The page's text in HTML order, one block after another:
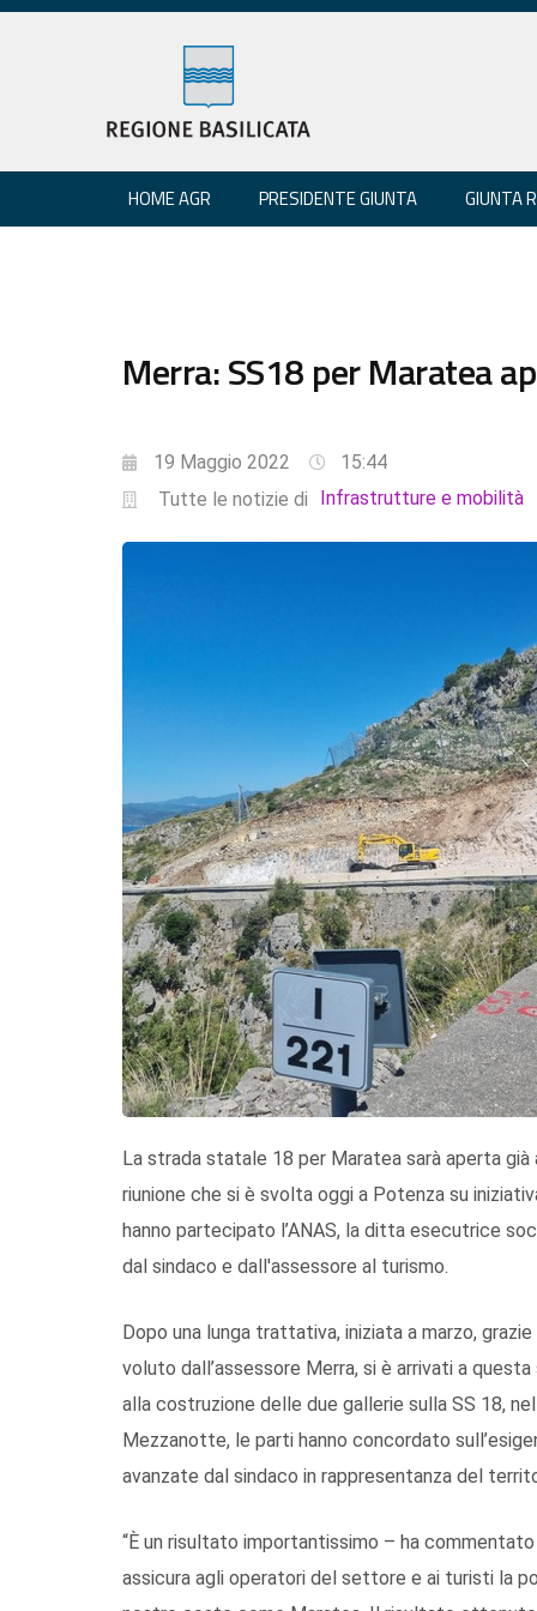
HOME AGR PRESIDENTE GIUNTA GIUNTA
Merra: SS18 per Maratea
19 Maggio 2022
15:44
Tutte le notizie di
Infrastrutture e mobilità
La strada statale 18 per Maratea sarà aperta
riunione che si è svolta oggi a Potenza su
hanno partecipato l’ANAS, la ditta esecutrice
dal sindaco e dall'assessore al turismo.
Dopo una lunga trattativa, iniziata a marzo,
voluto dall’assessore Merra, si è arrivati a
alla costruzione delle due gallerie sulla SS 18,
Mezzanotte, le parti hanno concordato
avanzate dal sindaco in rappresentanza del
“È un risultato importantissimo – ha
assicura agli operatori del settore e ai turisti la